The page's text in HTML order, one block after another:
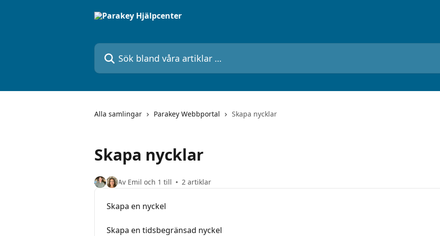
Sök bland våra artiklar …
Alla samlingar Parakey Webbportal Skapa nycklar
Skapa nycklar
Av Emil och 1 till 2 artiklar
Skapa en nyckel
Skapa en tidsbegränsad nyckel